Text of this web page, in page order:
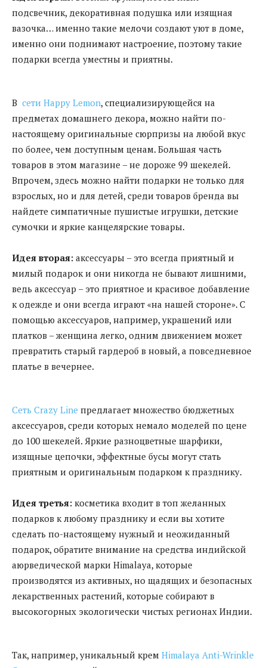
подсвечник, декоративная подушка или изящная
вазочка… именно такие мелочи создают уют в доме,
именно они поднимают настроение, поэтому такие
подарки всегда уместны и приятны.
В сети Happy Lemon, специализирующейся на
предметах домашнего декора, можно найти по-
настоящему оригинальные сюрпризы на любой вкус
по более, чем доступным ценам. Большая часть
товаров в этом магазине – не дороже 99 шекелей.
Впрочем, здесь можно найти подарки не только для
взрослых, но и для детей, среди товаров бренда вы
найдете симпатичные пушистые игрушки, детские
сумочки и яркие канцелярские товары.
Идея вторая: аксессуары – это всегда приятный и
милый подарок и они никогда не бывают лишними,
ведь аксессуар – это приятное и красивое добавление
к одежде и они всегда играют «на нашей стороне». С
помощью аксессуаров, например, украшений или
платков – женщина легко, одним движением может
превратить старый гардероб в новый, а повседневное
платье в вечернее.
Сеть Crazy Line предлагает множество бюджетных
аксессуаров, среди которых немало моделей по цене
до 100 шекелей. Яркие разноцветные шарфики,
изящные цепочки, эффектные бусы могут стать
приятным и оригинальным подарком к празднику.
Идея третья: косметика входит в топ желанных
подарков к любому празднику и если вы хотите
сделать по-настоящему нужный и неожиданный
подарок, обратите внимание на средства индийской
аюрведической марки Himalaya, которые
производятся из активных, но щадящих и безопасных
лекарственных растений, которые собирают в
высокогорных экологически чистых регионах Индии.
Так, например, уникальный крем Himalaya Anti-Wrinkle